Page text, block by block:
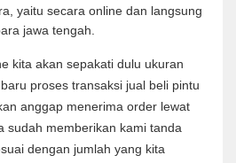
yaitu secara online dan langsung
jawa tengah.
kita akan sepakati dulu ukuran
proses transaksi jual beli pintu
anggap menerima order lewat
sudah memberikan kami tanda
dengan jumlah yang kita